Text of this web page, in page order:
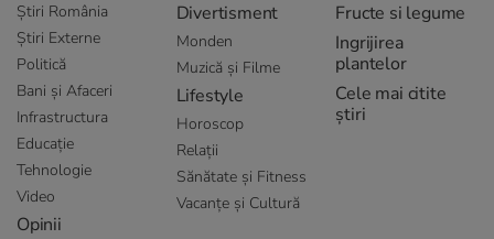
Știri România
Știri Externe
Politică
Bani și Afaceri
Infrastructura
Educație
Tehnologie
Video
Opinii
Divertisment
Monden
Muzică și Filme
Lifestyle
Horoscop
Relații
Sănătate și Fitness
Vacanțe și Cultură
Fructe si legume
Ingrijirea
plantelor
Cele mai citite
știri